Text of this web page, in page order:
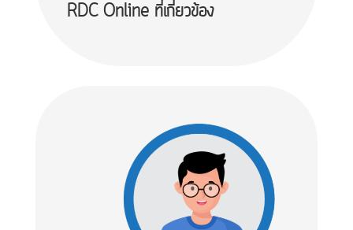
RDC Online ที่เกี่ยวข้อง